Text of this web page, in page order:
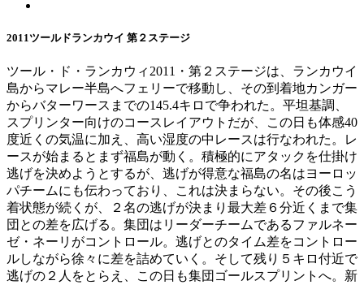
2011ツールドランカウイ 第２ステージ
ツール・ド・ランカウィ2011・第２ステージは、ランカウイ
島からマレー半島へフェリーで移動し、その到着地カンガー
からバターワースまでの145.4キロで争われた。平坦基調、
スプリンター向けのコースレイアウトだが、この日も体感40
度近くの気温に加え、高い湿度の中レースは行なわれた。レ
ースが始まるとまず福島が動く。積極的にアタックを仕掛け
逃げを決めようとするが、逃げが得意な福島の名はヨーロッ
パチームにも伝わっており、これは決まらない。その後こう
着状態が続くが、２名の逃げが決まり最大差６分近くまで集
団との差を広げる。集団はリーダーチームであるファルネー
ゼ・ネーリがコントロール。逃げとのタイム差をコントロー
ルしながら徐々に差を詰めていく。そして残り５キロ付近で
逃げの２人をとらえ、この日も集団ゴールスプリントへ。新